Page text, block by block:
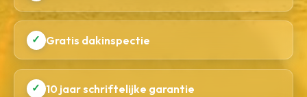
✓ Gratis dakinspectie
✓ 10 jaar schriftelijke garantie